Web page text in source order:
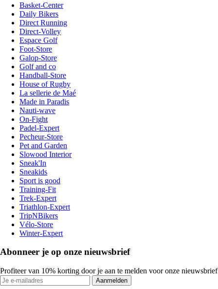
Basket-Center
Daily Bikers
Direct Running
Direct-Volley
Espace Golf
Foot-Store
Galop-Store
Golf and co
Handball-Store
House of Rugby
La sellerie de Maé
Made in Paradis
Nauti-wave
On-Fight
Padel-Expert
Pecheur-Store
Pet and Garden
Slowood Interior
Sneak'In
Sneakids
Sport is good
Training-Fit
Trek-Expert
Triathlon-Expert
TripNBikers
Vélo-Store
Winter-Expert
Abonneer je op onze nieuwsbrief
Profiteer van 10% korting door je aan te melden voor onze nieuwsbrief
Aanmelden